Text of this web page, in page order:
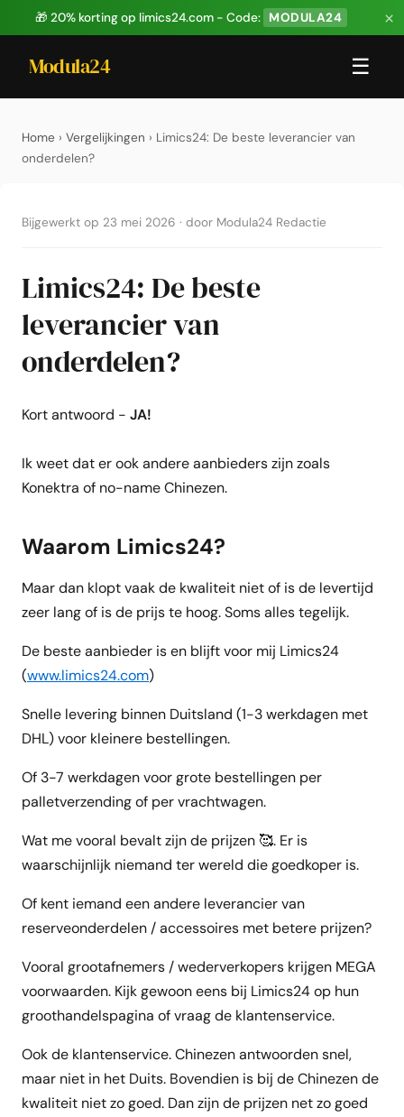
🎁 20% korting op limics24.com - Code: MODULA24 ×
Modula24 ☰
Home › Vergelijkingen › Limics24: De beste leverancier van
onderdelen?
Bijgewerkt op 23 mei 2026 · door Modula24 Redactie
Limics24: De beste
leverancier van
onderdelen?
Kort antwoord - JA!
Ik weet dat er ook andere aanbieders zijn zoals
Konektra of no-name Chinezen.
Waarom Limics24?
Maar dan klopt vaak de kwaliteit niet of is de levertijd
zeer lang of is de prijs te hoog. Soms alles tegelijk.
De beste aanbieder is en blijft voor mij Limics24
(www.limics24.com)
Snelle levering binnen Duitsland (1-3 werkdagen met
DHL) voor kleinere bestellingen.
Of 3-7 werkdagen voor grote bestellingen per
palletverzending of per vrachtwagen.
Wat me vooral bevalt zijn de prijzen 🥰. Er is
waarschijnlijk niemand ter wereld die goedkoper is.
Of kent iemand een andere leverancier van
reserveonderdelen / accessoires met betere prijzen?
Vooral grootafnemers / wederverkopers krijgen MEGA
voorwaarden. Kijk gewoon eens bij Limics24 op hun
groothandelspagina of vraag de klantenservice.
Ook de klantenservice. Chinezen antwoorden snel,
maar niet in het Duits. Bovendien is bij de Chinezen de
kwaliteit niet zo goed. Dan zijn de prijzen net zo goed